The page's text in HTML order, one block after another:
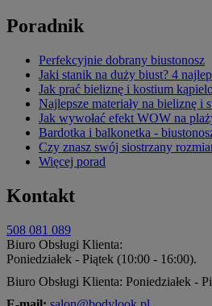
Poradnik
Perfekcyjnie dobrany biustonosz
Jaki stanik na duży biust? 4
Jak prać bieliznę i kostium
Najlepsze materiały na bieliznę i
Jak wywołać efekt WOW na
Bardotka i balkonetka -
Czy znasz swój siostrzany
Więcej porad
Kontakt
508 081 089
Biuro Obsługi Klienta:
Poniedziałek - Piątek (10:00 - 16:00).
Biuro Obsługi Klienta: Poniedziałek -